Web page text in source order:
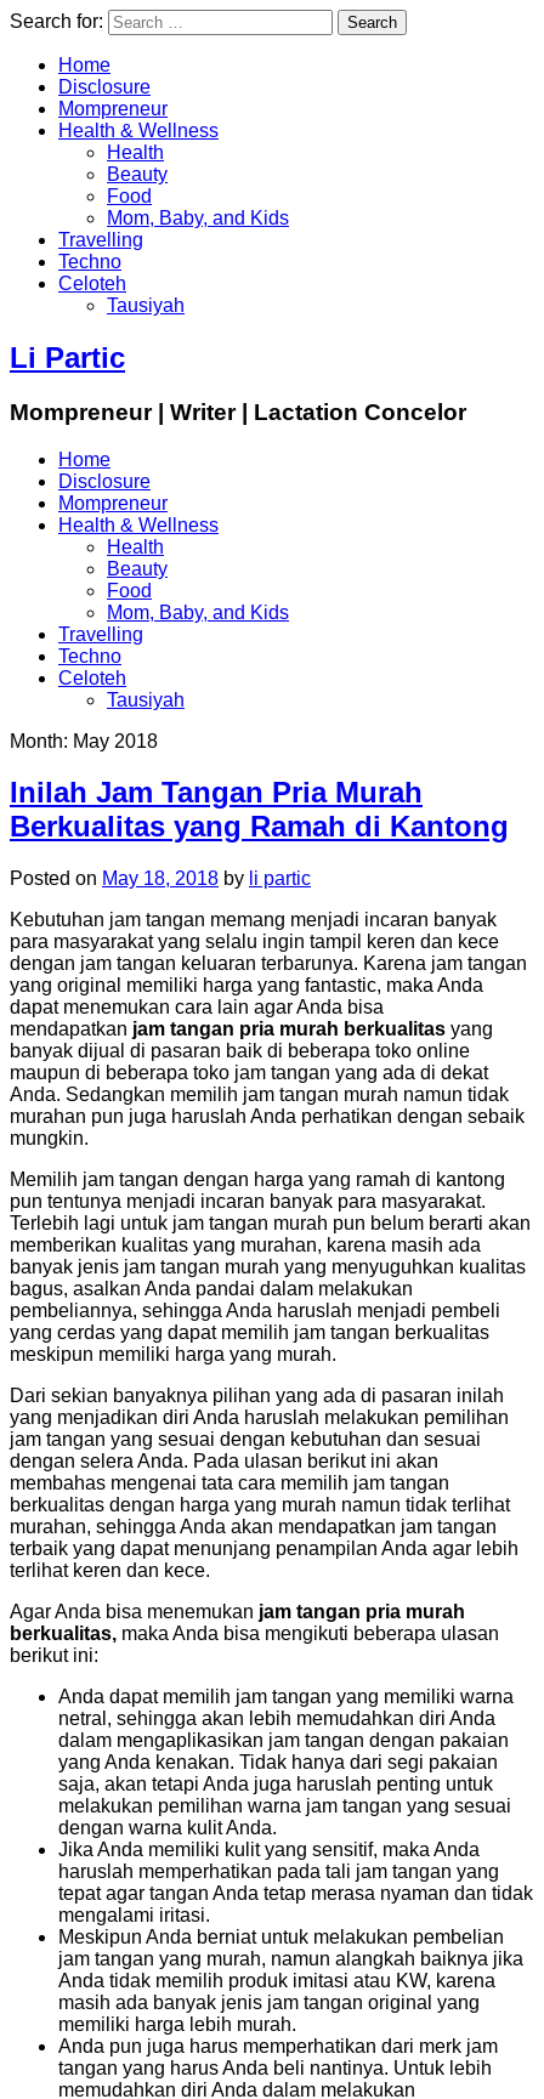
Search for:
Home
Disclosure
Mompreneur
Health & Wellness
Health
Beauty
Food
Mom, Baby, and Kids
Travelling
Techno
Celoteh
Tausiyah
Li Partic
Mompreneur | Writer | Lactation Concelor
Home
Disclosure
Mompreneur
Health & Wellness
Health
Beauty
Food
Mom, Baby, and Kids
Travelling
Techno
Celoteh
Tausiyah
Month: May 2018
Inilah Jam Tangan Pria Murah
Berkualitas yang Ramah di Kantong
Posted on May 18, 2018 by li partic
Kebutuhan jam tangan memang menjadi incaran banyak
para masyarakat yang selalu ingin tampil keren dan kece
dengan jam tangan keluaran terbarunya. Karena jam tangan
yang original memiliki harga yang fantastic, maka Anda
dapat menemukan cara lain agar Anda bisa
mendapatkan jam tangan pria murah berkualitas yang
banyak dijual di pasaran baik di beberapa toko online
maupun di beberapa toko jam tangan yang ada di dekat
Anda. Sedangkan memilih jam tangan murah namun tidak
murahan pun juga haruslah Anda perhatikan dengan sebaik
mungkin.
Memilih jam tangan dengan harga yang ramah di kantong
pun tentunya menjadi incaran banyak para masyarakat.
Terlebih lagi untuk jam tangan murah pun belum berarti akan
memberikan kualitas yang murahan, karena masih ada
banyak jenis jam tangan murah yang menyuguhkan kualitas
bagus, asalkan Anda pandai dalam melakukan
pembeliannya, sehingga Anda haruslah menjadi pembeli
yang cerdas yang dapat memilih jam tangan berkualitas
meskipun memiliki harga yang murah.
Dari sekian banyaknya pilihan yang ada di pasaran inilah
yang menjadikan diri Anda haruslah melakukan pemilihan
jam tangan yang sesuai dengan kebutuhan dan sesuai
dengan selera Anda. Pada ulasan berikut ini akan
membahas mengenai tata cara memilih jam tangan
berkualitas dengan harga yang murah namun tidak terlihat
murahan, sehingga Anda akan mendapatkan jam tangan
terbaik yang dapat menunjang penampilan Anda agar lebih
terlihat keren dan kece.
Agar Anda bisa menemukan jam tangan pria murah
berkualitas, maka Anda bisa mengikuti beberapa ulasan
berikut ini:
Anda dapat memilih jam tangan yang memiliki warna
netral, sehingga akan lebih memudahkan diri Anda
dalam mengaplikasikan jam tangan dengan pakaian
yang Anda kenakan. Tidak hanya dari segi pakaian
saja, akan tetapi Anda juga haruslah penting untuk
melakukan pemilihan warna jam tangan yang sesuai
dengan warna kulit Anda.
Jika Anda memiliki kulit yang sensitif, maka Anda
haruslah memperhatikan pada tali jam tangan yang
tepat agar tangan Anda tetap merasa nyaman dan tidak
mengalami iritasi.
Meskipun Anda berniat untuk melakukan pembelian
jam tangan yang murah, namun alangkah baiknya jika
Anda tidak memilih produk imitasi atau KW, karena
masih ada banyak jenis jam tangan original yang
memiliki harga lebih murah.
Anda pun juga harus memperhatikan dari merk jam
tangan yang harus Anda beli nantinya. Untuk lebih
memudahkan diri Anda dalam melakukan